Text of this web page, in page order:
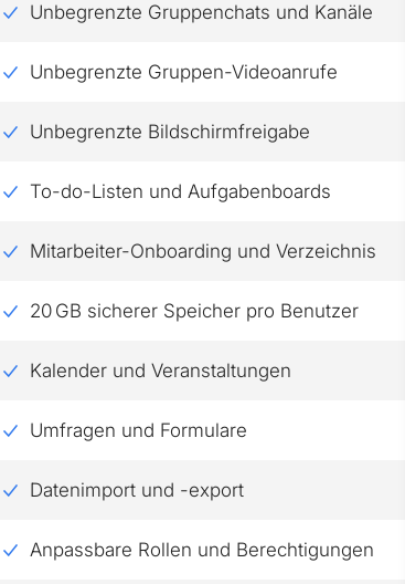
Unbegrenzte Gruppenchats und Kanäle
Unbegrenzte Gruppen-Videoanrufe
Unbegrenzte Bildschirmfreigabe
To-do-Listen und Aufgabenboards
Mitarbeiter-Onboarding und Verzeichnis
20 GB sicherer Speicher pro Benutzer
Kalender und Veranstaltungen
Umfragen und Formulare
Datenimport und -export
Anpassbare Rollen und Berechtigungen